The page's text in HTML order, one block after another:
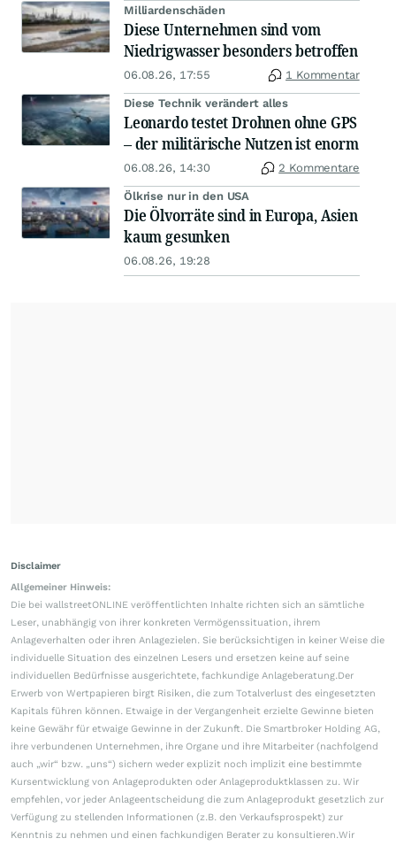
Milliardenschäden
Diese Unternehmen sind vom
Niedrigwasser besonders betroffen
06.08.26, 17:55 1 Kommentar
Diese Technik verändert alles
Leonardo testet Drohnen ohne GPS
– der militärische Nutzen ist enorm
06.08.26, 14:30 2 Kommentare
Ölkrise nur in den USA
Die Ölvorräte sind in Europa, Asien
kaum gesunken
06.08.26, 19:28
Disclaimer
Allgemeiner Hinweis:
Die bei wallstreetONLINE veröffentlichten Inhalte richten sich an sämtliche
Leser, unabhängig von ihrer konkreten Vermögenssituation, ihrem
Anlageverhalten oder ihren Anlagezielen. Sie berücksichtigen in keiner Weise die
individuelle Situation des einzelnen Lesers und ersetzen keine auf seine
individuellen Bedürfnisse ausgerichtete, fachkundige Anlageberatung.Der
Erwerb von Wertpapieren birgt Risiken, die zum Totalverlust des eingesetzten
Kapitals führen können. Etwaige in der Vergangenheit erzielte Gewinne bieten
keine Gewähr für etwaige Gewinne in der Zukunft. Die Smartbroker Holding AG,
ihre verbundenen Unternehmen, ihre Organe und ihre Mitarbeiter (nachfolgend
auch „wir“ bzw. „uns“) sichern weder explizit noch implizit eine bestimmte
Kursentwicklung von Anlageprodukten oder Anlageproduktklassen zu. Wir
empfehlen, vor jeder Anlageentscheidung die zum Anlageprodukt gesetzlich zur
Verfügung zu stellenden Informationen (z.B. den Verkaufsprospekt) zur
Kenntnis zu nehmen und einen fachkundigen Berater zu konsultieren.Wir